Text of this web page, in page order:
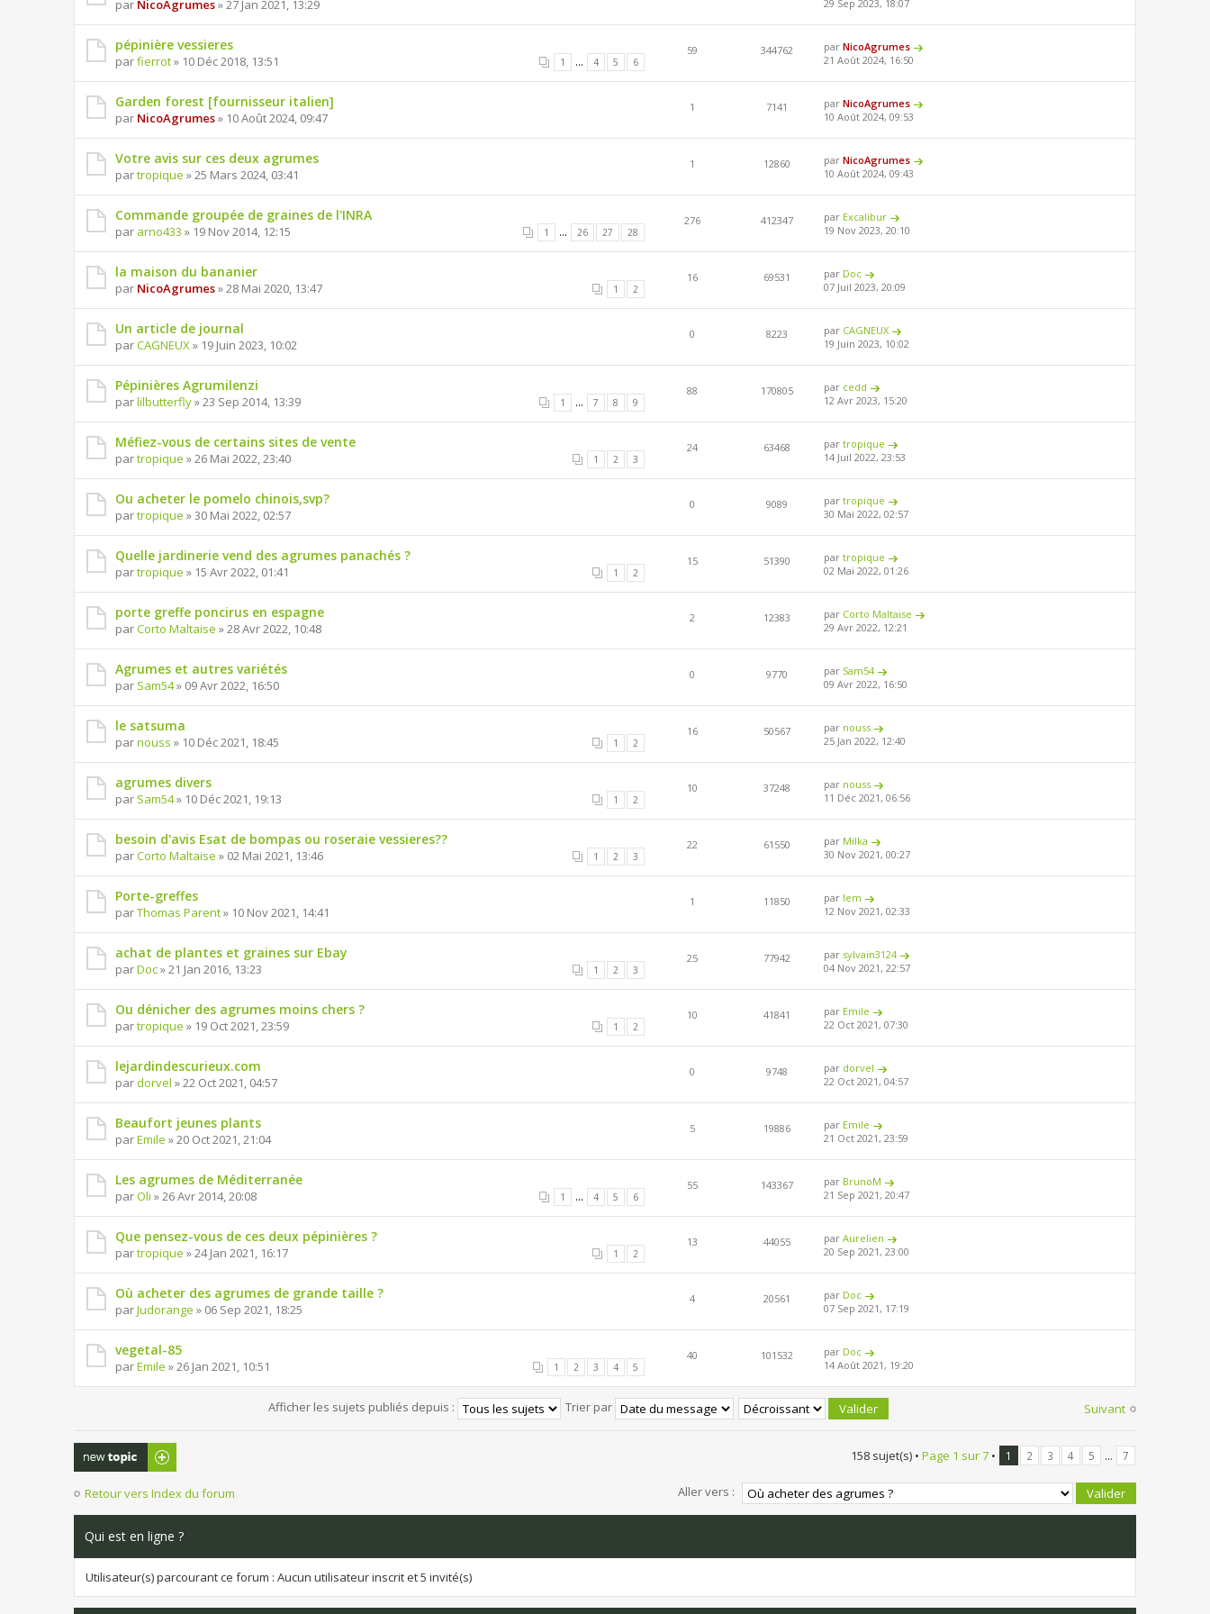
par NicoAgrumes» 27 Jan 2021, 13:29
29 Sep 2023, 18:07
pépinière vessieres
1 ... 4 5 6
parfierrot» 10 Déc 2018, 13:51
59 344762 parNicoAgrumes
21 Août 2024, 16:50
Garden forest [fournisseur italien]
par NicoAgrumes» 10 Août 2024, 09:47
1 7141 parNicoAgrumes
10 Août 2024, 09:53
Votre avis sur ces deux agrumes
partropique » 25 Mars 2024, 03:41
1 12860 parNicoAgrumes
10 Août 2024, 09:43
Commande groupée de graines de l'INRA
1 ... 26 27 28
par arno433 » 19 Nov 2014, 12:15
276 412347 par Excalibur
19 Nov 2023, 20:10
la maison du bananier
1 2
par NicoAgrumes» 28 Mai 2020, 13:47
16 69531 par Doc
07 Juil 2023, 20:09
Un article de journal
parCAGNEUX» 19 Juin 2023, 10:02
0 8223 par CAGNEUX
19 Juin 2023, 10:02
Pépinières Agrumilenzi
1 ... 7 8 9
parlilbutterfly» 23 Sep 2014, 13:39
88 170805 par cedd
12 Avr 2023, 15:20
Méfiez-vous de certains sites de vente
1 2 3
partropique » 26 Mai 2022, 23:40
24 63468 partropique
14 Juil 2022, 23:53
Ou acheter le pomelo chinois,svp?
partropique » 30 Mai 2022, 02:57
0 9089 partropique
30 Mai 2022, 02:57
Quelle jardinerie vend des agrumes panachés ?
1 2
partropique » 15 Avr 2022, 01:41
15 51390 partropique
02 Mai 2022, 01:26
porte greffe poncirus en espagne
parCorto Maltaise » 28 Avr 2022, 10:48
2 12383 par Corto Maltaise
29 Avr 2022, 12:21
Agrumes et autres variétés
par Sam54» 09 Avr 2022, 16:50
0 9770 par Sam54
09 Avr 2022, 16:50
le satsuma
1 2
parnouss » 10 Déc 2021, 18:45
16 50567 par nouss
25 Jan 2022, 12:40
agrumes divers
1 2
par Sam54» 10 Déc 2021, 19:13
10 37248 par nouss
11 Déc 2021, 06:56
besoin d'avis Esat de bompas ou roseraie vessieres??
1 2 3
parCorto Maltaise » 02 Mai 2021, 13:46
22 61550 par Milka
30 Nov 2021, 00:27
Porte-greffes
parThomas Parent» 10 Nov 2021, 14:41
1 11850 par lem
12 Nov 2021, 02:33
achat de plantes et graines sur Ebay
1 2 3
parDoc» 21 Jan 2016, 13:23
25 77942 par sylvain3124
04 Nov 2021, 22:57
Ou dénicher des agrumes moins chers ?
1 2
partropique » 19 Oct 2021, 23:59
10 41841 par Emile
22 Oct 2021, 07:30
lejardindescurieux.com
pardorvel » 22 Oct 2021, 04:57
0 9748 par dorvel
22 Oct 2021, 04:57
Beaufort jeunes plants
parEmile » 20 Oct 2021, 21:04
5 19886 par Emile
21 Oct 2021, 23:59
Les agrumes de Méditerranée
1 ... 4 5 6
parOli » 26 Avr 2014, 20:08
55 143367 par BrunoM
21 Sep 2021, 20:47
Que pensez-vous de ces deux pépinières ?
1 2
partropique » 24 Jan 2021, 16:17
13 44055 parAurelien
20 Sep 2021, 23:00
Où acheter des agrumes de grande taille ?
parJudorange » 06 Sep 2021, 18:25
4 20561 par Doc
07 Sep 2021, 17:19
vegetal-85
1 2 3 4 5
parEmile » 26 Jan 2021, 10:51
40 101532 par Doc
14 Août 2021, 19:20
Suivant
Afficher les sujets publiés depuis : Trier par
Publier un
nouveau sujet
158 sujet(s) • Page 1 sur7 • 1 2 3 4 5 ... 7
Retour vers Index du forum Aller vers :
Qui est en ligne ?
Utilisateur(s) parcourant ce forum : Aucun utilisateur inscrit et 5 invité(s)